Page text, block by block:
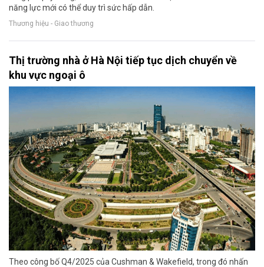
năng lực mới có thể duy trì sức hấp dẫn.
Thương hiệu - Giao thương
Thị trường nhà ở Hà Nội tiếp tục dịch chuyển về
khu vực ngoại ô
Theo công bố Q4/2025 của Cushman & Wakefield, trong đó nhấn